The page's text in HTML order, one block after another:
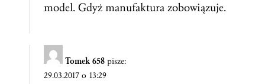
model. Gdyż manufaktura zobowiązuje.
Tomek 658 pisze:
29.03.2017 o 13:29